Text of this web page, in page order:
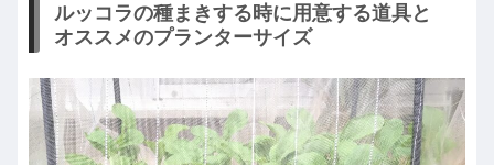
ルッコラの種まきする時に用意する道具と
オススメのプランターサイズ